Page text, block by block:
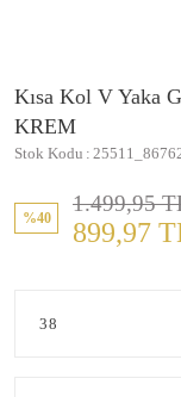
Kısa Kol V Yaka
KREM
Stok Kodu
%40
1.499,95
899,97